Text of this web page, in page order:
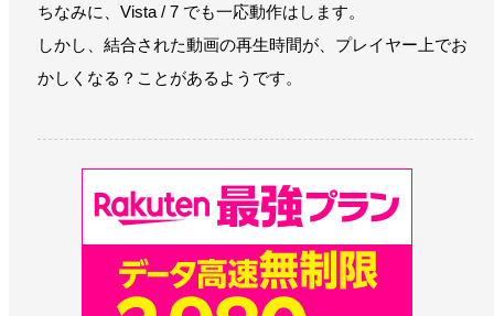
ちなみに、Vista / 7 でも一応動作はします。
しかし、結合された動画の再生時間が、プレイヤー上でお
かしくなる？ことがあるようです。